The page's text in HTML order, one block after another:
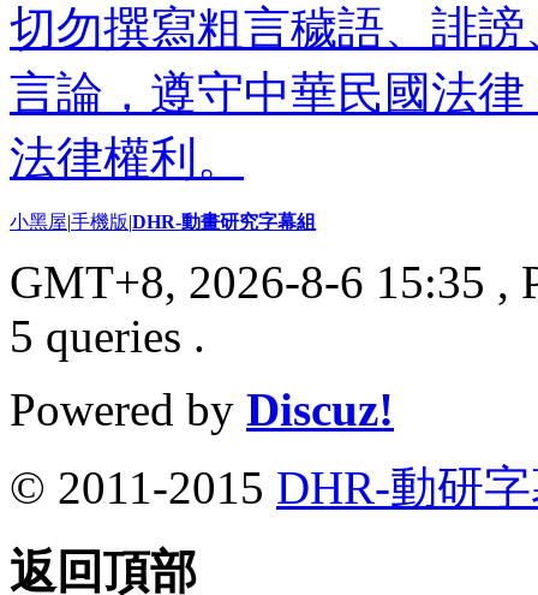
切勿撰寫粗言穢語、誹
言論，遵守中華民國法
法律權利。
小黑屋|手機版|DHR-動畫研究字幕組
GMT+8, 2026-8-6 15:35 ,
5 queries .
Powered by Discuz!
© 2011-2015 DHR-動研
返回頂部